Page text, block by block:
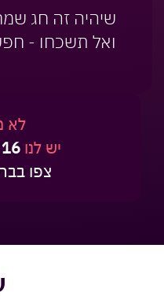
שיהיה זה חג
ואל תשכחו -
לא
יש לנו16
צפו